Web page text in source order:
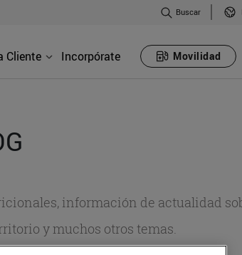
Buscar
Cliente Incorpórate Movilidad
información de actualidad
y muchos otros temas.